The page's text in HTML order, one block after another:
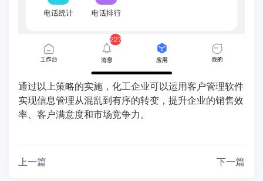
通过以上策略的实施，化工企业可以运用客户管理软件
实现信息管理从混乱到有序的转变，提升企业的销售效
率、客户满意度和市场竞争力。
上一篇 下一篇